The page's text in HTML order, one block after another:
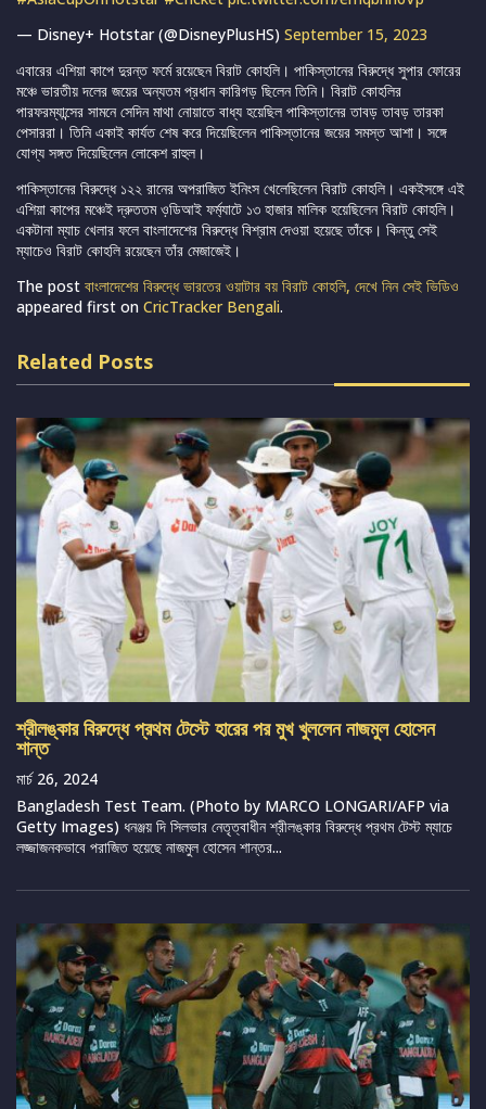
— Disney+ Hotstar (@DisneyPlusHS) September 15, 2023
এবারের এশিয়া কাপে দুরন্ত ফর্মে রয়েছেন বিরাট কোহলি। পাকিস্তানের বিরুদ্ধে সুপার ফোরের
মঞ্চে ভারতীয় দলের জয়ের অন্যতম প্রধান কারিগড় ছিলেন তিনি। বিরাট কোহলির
পারফরম্যান্সের সামনে সেদিন মাথা নোয়াতে বাধ্য হয়েছিল পাকিস্তানের তাবড় তাবড় তারকা
পেসাররা। তিনি একাই কার্যত শেষ করে দিয়েছিলেন পাকিস্তানের জয়ের সমস্ত আশা। সঙ্গে
যোগ্য সঙ্গত দিয়েছিলেন লোকেশ রাহুল।
পাকিস্তানের বিরুদ্ধে ১২২ রানের অপরাজিত ইনিংস খেলেছিলেন বিরাট কোহলি। একইসঙ্গে এই
এশিয়া কাপের মঞ্চেই দ্রুততম ও়ডিআই ফর্ম্যাটে ১৩ হাজার মালিক হয়েছিলেন বিরাট কোহলি।
একটানা ম্যাচ খেলার ফলে বাংলাদেশের বিরুদ্ধে বিশ্রাম দেওয়া হয়েছে তাঁকে। কিন্তু সেই
ম্যাচেও বিরাট কোহলি রয়েছেন তাঁর মেজাজেই।
The post বাংলাদেশের বিরুদ্ধে ভারতের ওয়াটার বয় বিরাট কোহলি, দেখে নিন সেই ভিডিও
appeared first on CricTracker Bengali.
Related Posts
শ্রীলঙ্কার বিরুদ্ধে প্রথম টেস্টে হারের পর মুখ খুললেন নাজমুল হোসেন
শান্ত
মার্চ 26, 2024
Bangladesh Test Team. (Photo by MARCO LONGARI/AFP via
Getty Images) ধনঞ্জয় দি সিলভার নেতৃত্বাধীন শ্রীলঙ্কার বিরুদ্ধে প্রথম টেস্ট ম্যাচে
লজ্জাজনকভাবে পরাজিত হয়েছে নাজমুল হোসেন শান্তর...